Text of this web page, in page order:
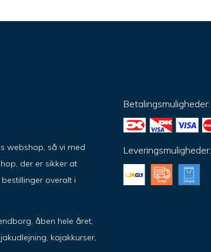
webshop, så vi med
der er sikker at
overalt i
åben hele året,
kajakkurser,
Betalingsmuligheder:
Leveringsmuligheder: